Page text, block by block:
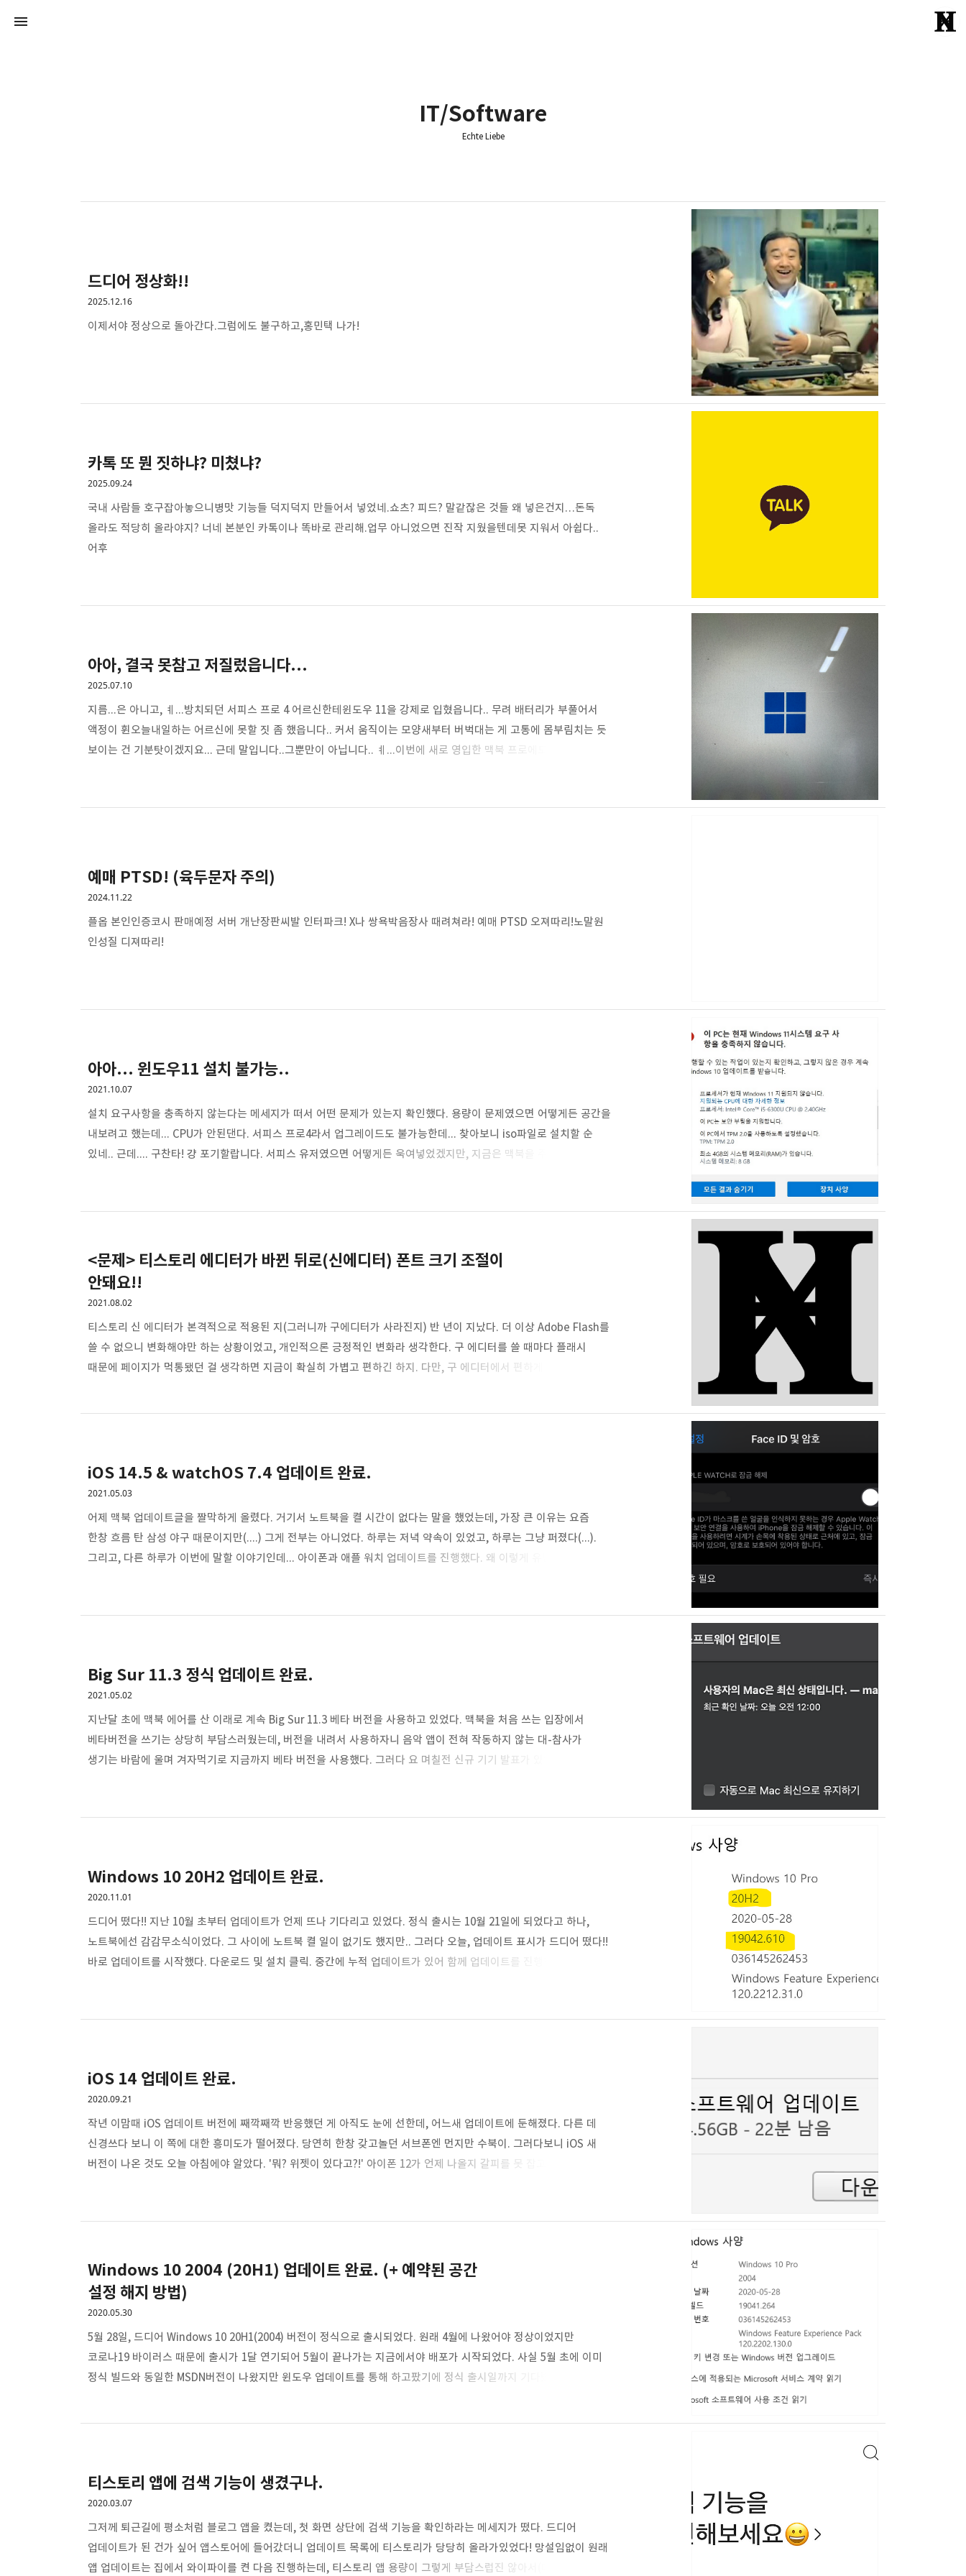
IT/Software
Echte Liebe
드디어 정상화!!
2025.12.16
이제서야 정상으로 돌아간다.그럼에도 불구하고,홍민택 나가!
카톡 또 뭔 짓하냐? 미쳤냐?
2025.09.24
국내 사람들 호구잡아놓으니병맛 기능들 덕지덕지 만들어서 넣었네.쇼츠? 피드? 말같잖은 것들 왜 넣은건지…돈독
올라도 적당히 올라야지? 너네 본분인 카톡이나 똑바로 관리해.업무 아니었으면 진작 지웠을텐데못 지워서 아쉽다..
어후
아아, 결국 못참고 저질렀읍니다...
2025.07.10
지름...은 아니고, ㅖ...방치되던 서피스 프로 4 어르신한테윈도우 11을 강제로 입혔읍니다.. 무려 배터리가 부풀어서
액정이 휜오늘내일하는 어르신에 못할 짓 좀 했읍니다.. 커서 움직이는 모양새부터 버벅대는 게 고통에 몸부림치는 듯
보이는 건 기분탓이겠지요... 근데 말입니다..그뿐만이 아닙니다.. ㅖ...이번에 새로 영입한 맥북 프로에도윈도우 11을
잘 쓰이리라 믿읍니다.. 이상 tmi 근황 마칩니다..
예매 PTSD! (육두문자 주의)
2024.11.22
플옵 본인인증코시 판매예정 서버 개난장판씨발 인터파크! X나 쌍욕박음장사 때려쳐라! 예매 PTSD 오져따리!노말원
인성질 디져따리!
아아... 윈도우11 설치 불가능..
2021.10.07
설치 요구사항을 충족하지 않는다는 메세지가 떠서 어떤 문제가 있는지 확인했다. 용량이 문제였으면 어떻게든 공간을
내보려고 했는데... CPU가 안된댄다. 서피스 프로4라서 업그레이드도 불가능한데... 찾아보니 iso파일로 설치할 순
있네.. 근데.... 구찬타! 걍 포기할랍니다. 서피스 유저였으면 어떻게든 욱여넣었겠지만, 지금은 맥북을 주력으로 쓰고
<문제> 티스토리 에디터가 바뀐 뒤로(신에디터) 폰트 크기 조절이
안돼요!!
2021.08.02
티스토리 신 에디터가 본격적으로 적용된 지(그러니까 구에디터가 사라진지) 반 년이 지났다. 더 이상 Adobe Flash를
쓸 수 없으니 변화해야만 하는 상황이었고, 개인적으론 긍정적인 변화라 생각한다. 구 에디터를 쓸 때마다 플래시
때문에 페이지가 먹통됐던 걸 생각하면 지금이 확실히 가볍고 편하긴 하지. 다만, 구 에디터에서 편하게 사용하던
iOS 14.5 & watchOS 7.4 업데이트 완료.
2021.05.03
어제 맥북 업데이트글을 짤막하게 올렸다. 거기서 노트북을 켤 시간이 없다는 말을 했었는데, 가장 큰 이유는 요즘
한창 흐름 탄 삼성 야구 때문이지만(....) 그게 전부는 아니었다. 하루는 저녁 약속이 있었고, 하루는 그냥 퍼졌다(...).
그리고, 다른 하루가 이번에 말할 이야기인데... 아이폰과 애플 워치 업데이트를 진행했다. 왜 이렇게 유난을 떠냐면...
잠금을 해제할 수 있다. 점심을 같이 먹던 동료가 그 사실을 처음 전달해줬고, 그 날 저녁에 바로 업데이트를 ..
Big Sur 11.3 정식 업데이트 완료.
2021.05.02
지난달 초에 맥북 에어를 산 이래로 계속 Big Sur 11.3 베타 버전을 사용하고 있었다. 맥북을 처음 쓰는 입장에서
베타버전을 쓰기는 상당히 부담스러웠는데, 버전을 내려서 사용하자니 음악 앱이 전혀 작동하지 않는 대-참사가
생기는 바람에 울며 겨자먹기로 지금까지 베타 버전을 사용했다. 그러다 요 며칠전 신규 기기 발표가 있었다는 소식을
재시동이 필요함 macOS Big Sur 11.3은 AirTag에 대한 지원을 추가하고, M1이 탑재된 Mac을 위한 iPhone..
Windows 10 20H2 업데이트 완료.
2020.11.01
드디어 떴다!! 지난 10월 초부터 업데이트가 언제 뜨나 기다리고 있었다. 정식 출시는 10월 21일에 되었다고 하나,
노트북에선 감감무소식이었다. 그 사이에 노트북 켤 일이 없기도 했지만.. 그러다 오늘, 업데이트 표시가 드디어 떴다!!
바로 업데이트를 시작했다. 다운로드 및 설치 클릭. 중간에 누적 업데이트가 있어 함께 업데이트를 진행했다. 아무리
업데이트가 취소됐나? 하는 생각이 들 정도로 순식간에 끝났다. 정말 아무것도 변한 게 없나 싶어 윈도우 버튼을
iOS 14 업데이트 완료.
2020.09.21
작년 이맘때 iOS 업데이트 버전에 째깍째깍 반응했던 게 아직도 눈에 선한데, 어느새 업데이트에 둔해졌다. 다른 데
신경쓰다 보니 이 쪽에 대한 흥미도가 떨어졌다. 당연히 한창 갖고놀던 서브폰엔 먼지만 수북이. 그러다보니 iOS 새
버전이 나온 것도 오늘 아침에야 알았다. '뭐? 위젯이 있다고?!' 아이폰 12가 언제 나올지 갈피를 못 잡고 있는
직접 할 정도로 여유가 넘쳤는데 이젠 노트북 없인 업데이트도 안된다... 왜냐면 앱들의 덩치도 덩치지만, 1년 사이에
Windows 10 2004 (20H1) 업데이트 완료. (+ 예약된 공간
설정 해지 방법)
2020.05.30
5월 28일, 드디어 Windows 10 20H1(2004) 버전이 정식으로 출시되었다. 원래 4월에 나왔어야 정상이었지만
코로나19 바이러스 때문에 출시가 1달 연기되어 5월이 끝나가는 지금에서야 배포가 시작되었다. 사실 5월 초에 이미
정식 빌드와 동일한 MSDN버전이 나왔지만 윈도우 업데이트를 통해 하고팠기에 정식 출시일까지 기다렸다. 배포
티스토리 앱에 검색 기능이 생겼구나.
2020.03.07
그저께 퇴근길에 평소처럼 블로그 앱을 켰는데, 첫 화면 상단에 검색 기능을 확인하라는 메세지가 떴다. 드디어
업데이트가 된 건가 싶어 앱스토어에 들어갔더니 업데이트 목록에 티스토리가 당당히 올라가있었다! 망설임없이 원래
앱 업데이트는 집에서 와이파이를 켠 다음 진행하는데, 티스토리 앱 용량이 그렇게 부담스럽진 않아서(데이터